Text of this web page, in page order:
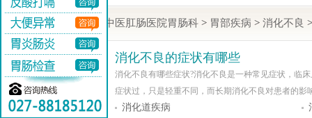
当前位置: 武汉博仕中医肛肠医院胃肠科 > 胃部疾病 > 消化不良 >
消化不良的症状有哪些
消化不良有哪些症状?消化不良是一种常见症状，临
症状过，只是轻重不同，而长期消化不良对患者的影
消化道疾病